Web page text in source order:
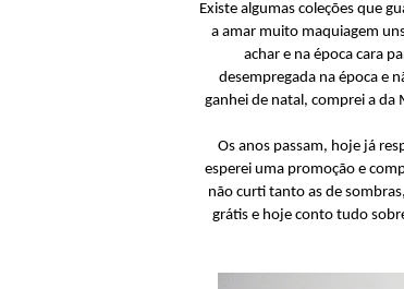
Existe algumas coleções que
a amar muito maquiagem
achar e na época cara
desempregada na época e
ganhei de natal, comprei a da
Os anos passam, hoje já
esperei uma promoção e
não curti tanto as de
grátis e hoje conto tudo